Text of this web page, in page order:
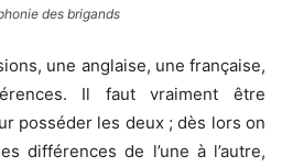
des brigands
une anglaise, une française,
Il faut vraiment être
posséder les deux ; dès lors on
différences de l’une à l’autre,